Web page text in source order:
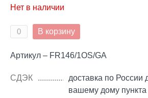
Нет в наличии
В корзину
Артикул – FR146/1OS/GA
СДЭК
доставка по России
вашему дому